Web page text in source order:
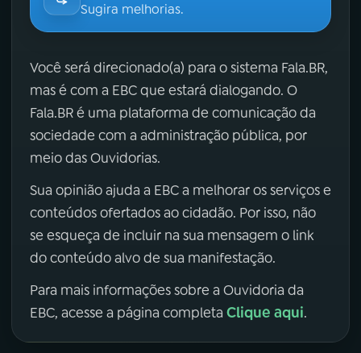
Sugira melhorias.
Você será direcionado(a) para o sistema Fala.BR,
mas é com a EBC que estará dialogando. O
Fala.BR é uma plataforma de comunicação da
sociedade com a administração pública, por
meio das Ouvidorias.
Sua opinião ajuda a EBC a melhorar os serviços e
conteúdos ofertados ao cidadão. Por isso, não
se esqueça de incluir na sua mensagem o link
do conteúdo alvo de sua manifestação.
Para mais informações sobre a Ouvidoria da
EBC, acesse a página completa Clique aqui.